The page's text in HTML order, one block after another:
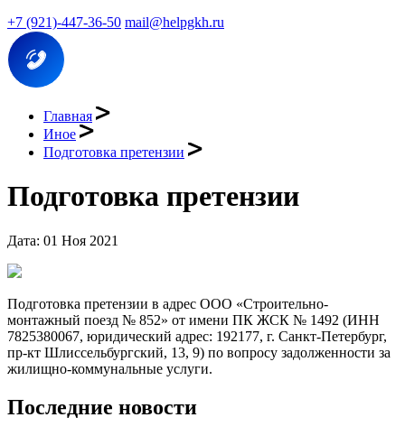
+7 (921)-447-36-50 mail@helpgkh.ru
Главная
Иное
Подготовка претензии
Подготовка претензии
Дата: 01 Ноя 2021
Подготовка претензии в адрес ООО «Строительно-
монтажный поезд № 852» от имени ПК ЖСК № 1492 (ИНН
7825380067, юридический адрес: 192177, г. Санкт-Петербург,
пр-кт Шлиссельбургский, 13, 9) по вопросу задолженности за
жилищно-коммунальные услуги.
Последние новости